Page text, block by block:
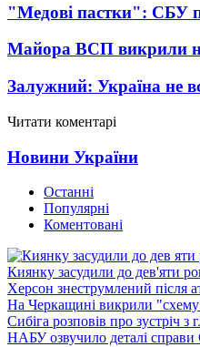
"Медові пастки": СБУ
Майора ВСП викрили
Залужний: Україна не
Читати коментарі
Новини України
Останні
Популярні
Коментовані
Киянку засудили до дев'яти
Херсон знеструмлений після
На Черкащині викрили
Сибіга розповів про зустріч
НАБУ озвучило деталі справи